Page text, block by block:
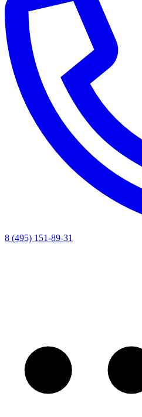
8 (495) 151-89-31